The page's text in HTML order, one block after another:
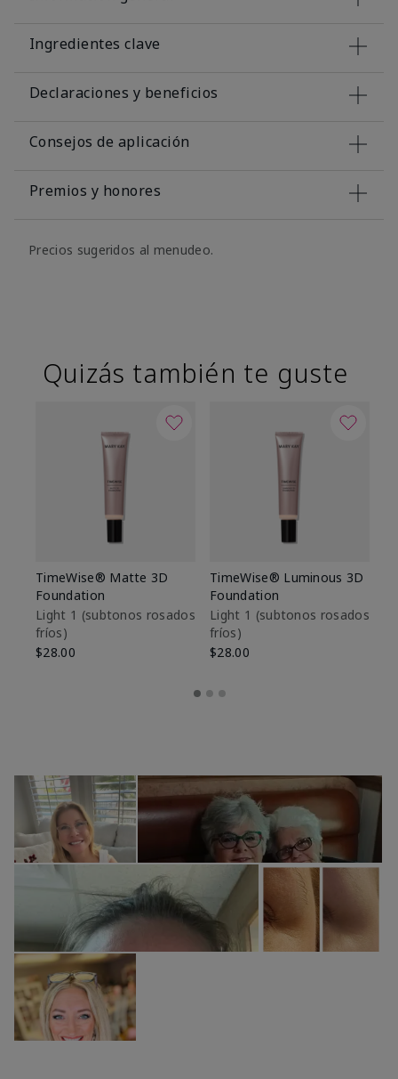
Ingredientes clave
Declaraciones y beneficios
Consejos de aplicación
Premios y honores
Precios sugeridos al menudeo.
Quizás también te guste
TimeWise® Matte 3D
Foundation
Light 1​ (subtonos rosados
fríos)
$28.00
TimeWise® Luminous 3D
Foundation
Light 1​ (subtonos rosados
fríos)
$28.00